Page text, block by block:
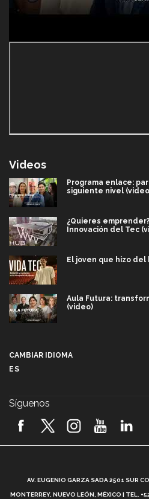
Videos
Programa enlace:
siguiente nivel
¿Quieres
Innovación del Tec
El joven que hizo
Aula Futura:
(video)
2026! (video)
¿Cómo es el Modelo
CAMBIAR IDIOMA
ES
Síguenos
AV. EUGENIO GARZA SADA 2501 SUR
MONTERREY, NUEVO LEÓN, MÉXICO | TEL.